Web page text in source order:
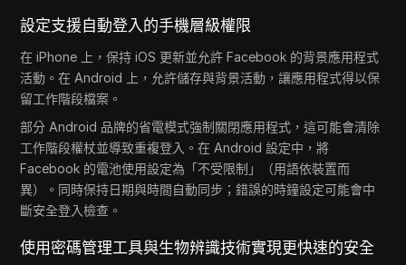
設定支援自動登入的手機層級權限
在 iPhone 上，保持 iOS 更新並允許 Facebook 的背景應用程式
活動。在 Android 上，允許儲存與背景活動，讓應用程式得以保
留工作階段檔案。
部分 Android 品牌的省電模式強制關閉應用程式，這可能會清除
工作階段權杖並導致重複登入。在 Android 設定中，將
Facebook 的電池使用設定為「不受限制」（用語依裝置而
異）。同時保持日期與時間自動同步；錯誤的時鐘設定可能會中
斷安全登入檢查。
使用密碼管理工具與生物辨識技術實現更快速的安全